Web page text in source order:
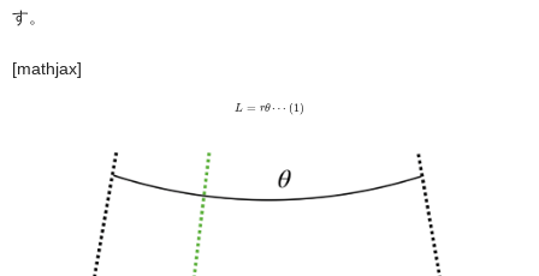
す。
[mathjax]
=r θ⋯ (1